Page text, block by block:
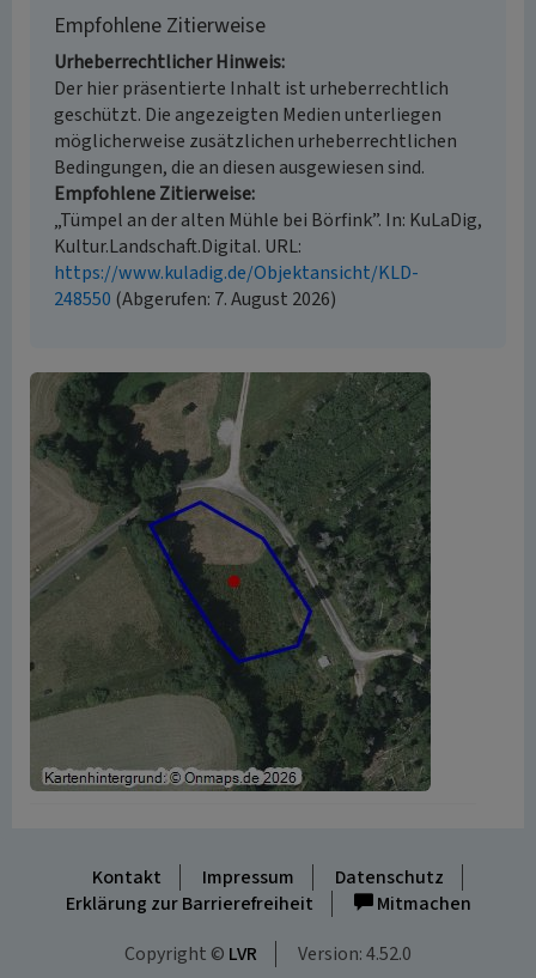
Empfohlene Zitierweise
Urheberrechtlicher Hinweis
Der hier präsentierte Inhalt ist urheberrechtlich
geschützt. Die angezeigten Medien unterliegen
möglicherweise zusätzlichen urheberrechtlichen
Bedingungen, die an diesen ausgewiesen sind.
Empfohlene Zitierweise
„Tümpel an der alten Mühle bei Börfink”. In: KuLaDig,
Kultur.Landschaft.Digital. URL:
https://www.kuladig.de/Objektansicht/KLD-
248550 (Abgerufen: 7. August 2026)
Kontakt Impressum
Datenschutz
Erklärung zur Barrierefreiheit
Mitmachen
Copyright © LVR Version: 4.52.0